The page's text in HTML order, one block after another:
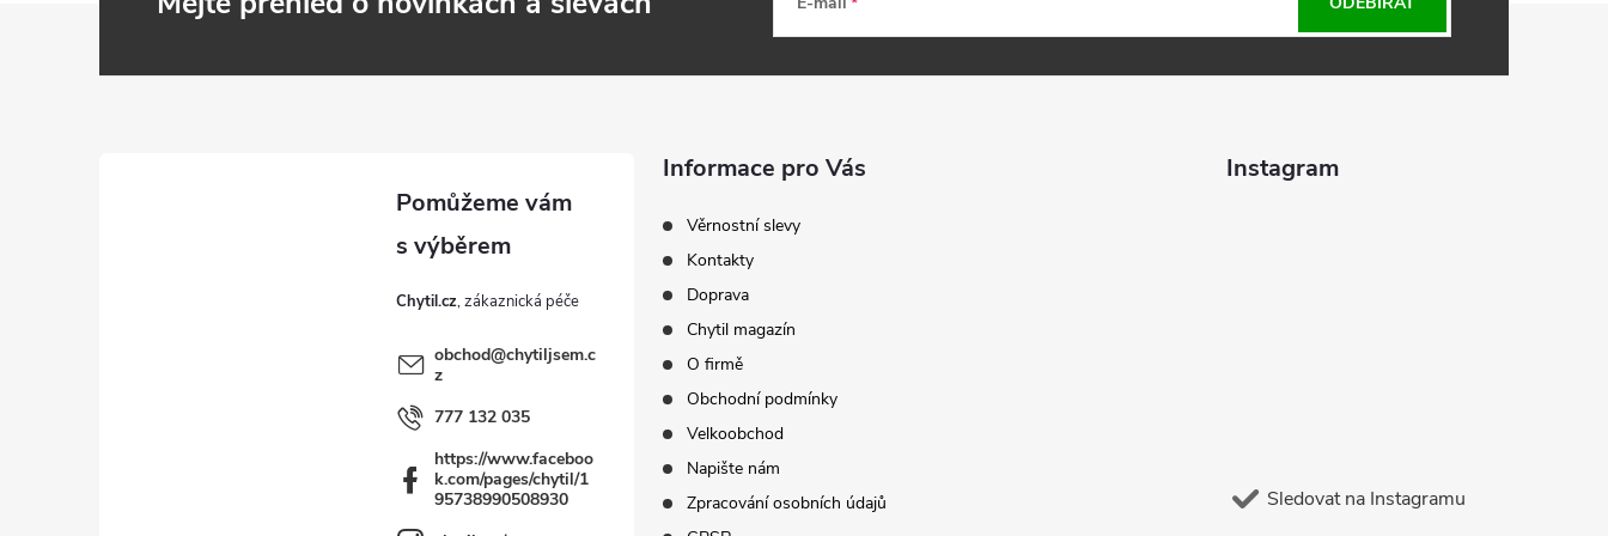
Chytil.cz
obchod@chytiljsem.c
z
777 132 035
https://www.faceboo
k.com/pages/chytil/1
95738990508930
Informace pro Vás
Věrnostní slevy
Kontakty
Doprava
Chytil magazín
O firmě
Obchodní podmínky
Velkoobchod
Napište nám
Zpracování osobních údajů
Instagram
Sledovat na Instagramu